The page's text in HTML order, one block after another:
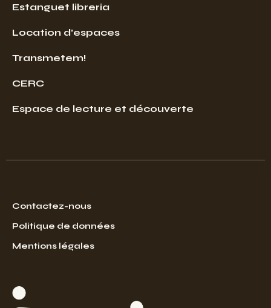
Estanguet libreria
Location d’espaces
Transmetem!
CERC
Espace de lecture et découverte
Contactez-nous
Politique de données
Mentions légales